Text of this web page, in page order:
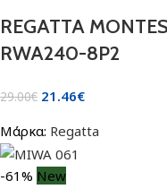
REGATTA
RWA240-8P2
29.00€ 21.46€
Μάρκα: Regatta
-61% New